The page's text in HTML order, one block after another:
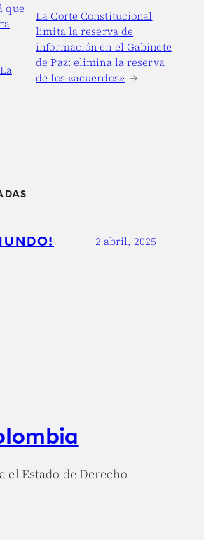
que
La Corte Constitucional
limita la reserva de
información en el Gabinete
de Paz: elimina la reserva
de los «acuerdos» →
2 abril, 2025
el Estado de Derecho